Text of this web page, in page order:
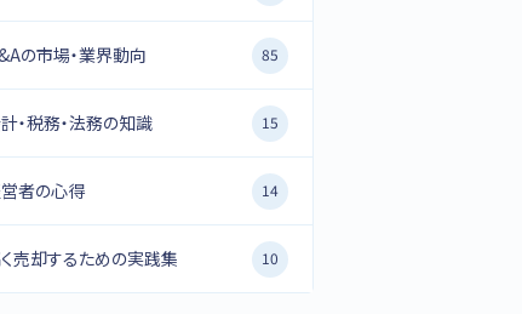
の市場・業界動向 85
・税務・法務の知識 15
者の心得 14
売却するための実践集 10